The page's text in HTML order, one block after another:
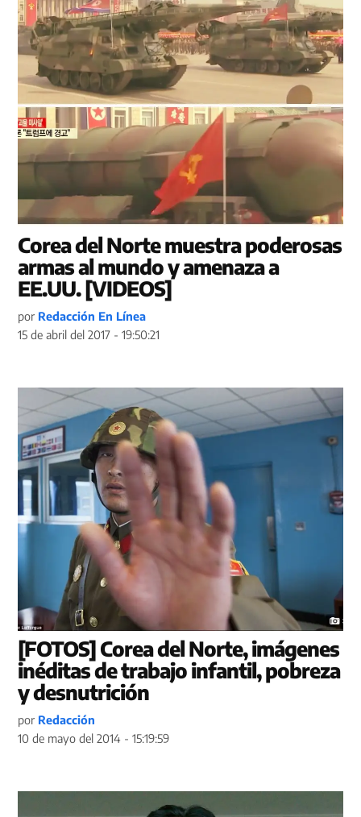
Corea del Norte muestra poderosas
armas al mundo y amenaza a
EE.UU. [VIDEOS]
por Redacción En Línea
15 de abril del 2017 - 19:50:21
[FOTOS] Corea del Norte, imágenes
inéditas de trabajo infantil, pobreza
y desnutrición
por Redacción
10 de mayo del 2014 - 15:19:59